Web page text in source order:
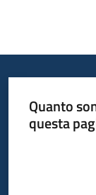
Quanto
questa